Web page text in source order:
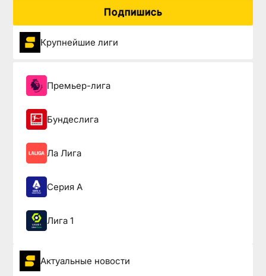
Подпишись
Крупнейшие лиги
Премьер-лига
Бундеслига
Ла Лига
Серия А
Лига 1
Актуальные новости